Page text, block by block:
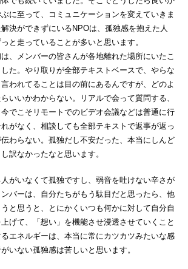
に至って、コミュニケーションを変えていきま
決ができずにいるNPOは、孤独感を抱えた人
と走っていることが多いと思います。
、メンバーの皆さんが各地離れた場所にいたこ
た。やり取りが全部テキストベースで、やらな
われてることは目の前にあるんですが、どのよ
いいかわからない。リアルで会って質問する、
でこそリモートでのビデオ会議などは普通に行
がなく、相談しても全部テキストで返事が返っ
わらない。孤独だし不安だった、本当にしんど
訳なかったなと思います。
がいなくて孤独ですし、弱音を吐けない辛さが
バーは、自分たちがもう駄目だと思ったら、他
と思うと、とにかくいつも何かに対して自分自
げて、「想い」を機能させ浸透させていくこと
エネルギーは、本当に常にカツカツみたいな感
いない孤独感は苦しいと思います。